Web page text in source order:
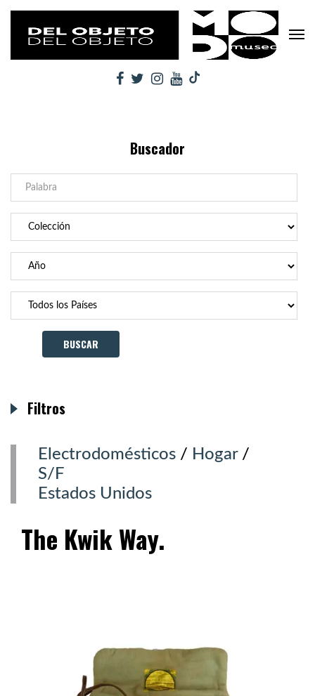
Buscador
Electrodomésticos / Hogar/
S/F
Estados Unidos
The Kwik Way.
Filtros